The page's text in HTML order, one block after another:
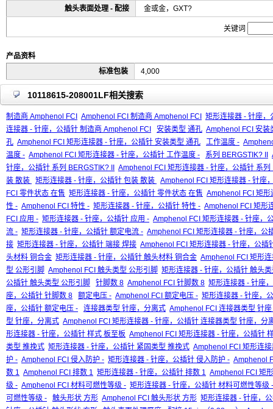
触头表面处理 - 配接
金或金，GXT?
关键词
产品资料
标准包装
4,000
10118615-208001LF相关搜索
制造商 Amphenol FCI Amphenol FCI 制造商 Amphenol FCI
矩形连接器 - 针座
连接器 - 针座，公插针 制造商 Amphenol FCI
安装类型 通孔 Amphenol FCI 安装
孔 Amphenol FCI 矩形连接器 - 针座，公插针 安装类型 通孔 工作温度 -
温度 - Amphenol FCI 矩形连接器 - 针座，公插针 工作温度 - 系列 BERGSTIK? II
针座，公插针 系列 BERGSTIK? II
Amphenol FCI 矩形连接器 - 针座，公插针 系列
装 散装
矩形连接器 - 针座，公插针 包装 散装
Amphenol FCI 矩形连接器 - 针座
FCI 零件状态 在售 矩形连接器 - 针座，公插针 零件状态 在售 Amphenol FCI 矩形
性 - Amphenol FCI 特性 - 矩形连接器 - 针座，公插针 特性 - Amphenol FCI 矩形
FCI 应用 - 矩形连接器 - 针座，公插针 应用 - Amphenol FCI 矩形连接器 - 针座，
流 - 矩形连接器 - 针座，公插针 额定电流 - Amphenol FCI 矩形连接器 - 针座，公
接 矩形连接器 - 针座，公插针 端接 焊接 Amphenol FCI 矩形连接器 - 针座，公插
头材料 铜合金 矩形连接器 - 针座，公插针 触头材料 铜合金 Amphenol FCI 矩形
型 公形引脚 Amphenol FCI 触头类型 公形引脚 矩形连接器 - 针座，公插针 触头
公插针 触头类型 公形引脚
针脚数 8 Amphenol FCI 针脚数 8 矩形连接器 - 针座
座，公插针 针脚数 8
额定电压 - Amphenol FCI 额定电压 - 矩形连接器 - 针座，
座，公插针 额定电压 -
连接器类型 针座，分离式 Amphenol FCI 连接器类型 针
型 针座，分离式 Amphenol FCI 矩形连接器 - 针座，公插针 连接器类型 针座，分
形连接器 - 针座，公插针 样式 板至板 Amphenol FCI 矩形连接器 - 针座，公插针
类型 推挽式 矩形连接器 - 针座，公插针 紧固类型 推挽式 Amphenol FCI 矩形连
护 - Amphenol FCI 侵入防护 - 矩形连接器 - 针座，公插针 侵入防护 - Amphenol
数 1 Amphenol FCI 排数 1 矩形连接器 - 针座，公插针 排数 1 Amphenol FCI 矩
级 - Amphenol FCI 材料可燃性等级 - 矩形连接器 - 针座，公插针 材料可燃性等级 -
可燃性等级 -
触头形状 方形 Amphenol FCI 触头形状 方形 矩形连接器 - 针座，